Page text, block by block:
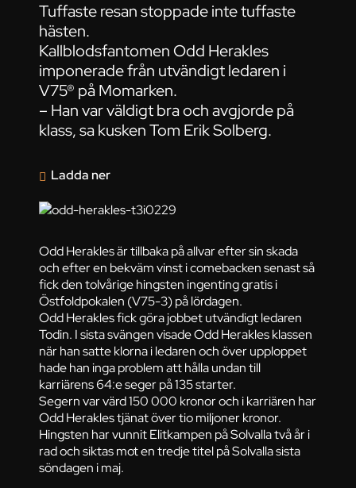
Tuffaste resan stoppade inte tuffaste
hästen.
Kallblodsfantomen Odd Herakles
imponerade från utvändigt ledaren i
V75® på Momarken.
– Han var väldigt bra och avgjorde på
klass, sa kusken Tom Erik Solberg.
Odd Herakles är tillbaka på allvar efter sin skada
och efter en bekväm vinst i comebacken senast så
fick den tolvårige hingsten ingenting gratis i
Östfoldpokalen (V75-3) på lördagen.
Odd Herakles fick göra jobbet utvändigt ledaren
Todin. I sista svängen visade Odd Herakles klassen
när han satte klorna i ledaren och över upploppet
hade han inga problem att hålla undan till
karriärens 64:e seger på 135 starter.
Segern var värd 150 000 kronor och i karriären har
Odd Herakles tjänat över tio miljoner kronor.
Hingsten har vunnit Elitkampen på Solvalla två år i
rad och siktas mot en tredje titel på Solvalla sista
söndagen i maj.
Ladda ner